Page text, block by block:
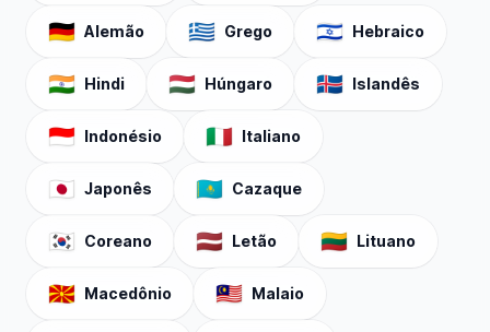
🇩🇪 Alemão 🇬🇷 Grego 🇮🇱 Hebraico
🇮🇳 Hindi 🇭🇺 Húngaro 🇮🇸 Islandês
🇮🇩 Indonésio 🇮🇹 Italiano
🇯🇵 Japonês 🇰🇿 Cazaque
🇰🇷 Coreano 🇱🇻 Letão 🇱🇹 Lituano
🇲🇰 Macedônio 🇲🇾 Malaio